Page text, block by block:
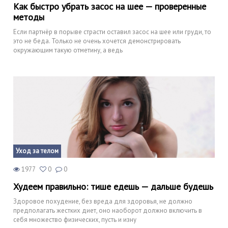
Как быстро убрать засос на шее — проверенные
методы
Если партнёр в порыве страсти оставил засос на шее или груди, то
это не беда. Только не очень хочется демонстрировать
окружающим такую отметину, а ведь
Уход за телом
1977 0 0
Худеем правильно: тише едешь — дальше будешь
Здоровое похудение, без вреда для здоровья, не должно
предполагать жестких диет, оно наоборот должно включить в
себя множество физических, пусть и изну